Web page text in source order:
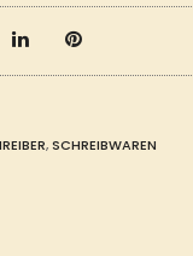
,SCHREIBWAREN